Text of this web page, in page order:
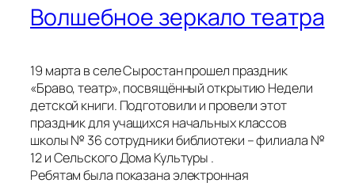
Волшебное зеркало театра
19 марта в селе Сыростан прошел праздник
«Браво, театр», посвящённый открытию Недели
детской книги. Подготовили и провели этот
праздник для учащихся начальных классов
школы № 36 сотрудники библиотеки – филиала №
12 и Сельского Дома Культуры .
Ребятам была показана электронная